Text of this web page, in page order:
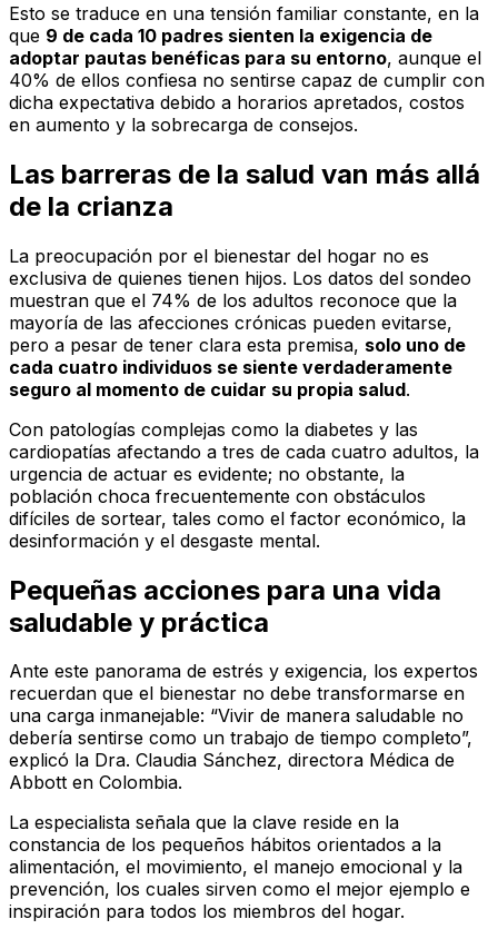
Esto se traduce en una tensión familiar constante, en la
que 9 de cada 10 padres sienten la exigencia de
adoptar pautas benéficas para su entorno, aunque el
40% de ellos confiesa no sentirse capaz de cumplir con
dicha expectativa debido a horarios apretados, costos
en aumento y la sobrecarga de consejos.
Las barreras de la salud van más allá
de la crianza
La preocupación por el bienestar del hogar no es
exclusiva de quienes tienen hijos. Los datos del sondeo
muestran que el 74% de los adultos reconoce que la
mayoría de las afecciones crónicas pueden evitarse,
pero a pesar de tener clara esta premisa, solo uno de
cada cuatro individuos se siente verdaderamente
seguro al momento de cuidar su propia salud.
Con patologías complejas como la diabetes y las
cardiopatías afectando a tres de cada cuatro adultos, la
urgencia de actuar es evidente; no obstante, la
población choca frecuentemente con obstáculos
difíciles de sortear, tales como el factor económico, la
desinformación y el desgaste mental.
Pequeñas acciones para una vida
saludable y práctica
Ante este panorama de estrés y exigencia, los expertos
recuerdan que el bienestar no debe transformarse en
una carga inmanejable: “Vivir de manera saludable no
debería sentirse como un trabajo de tiempo completo”,
explicó la Dra. Claudia Sánchez, directora Médica de
Abbott en Colombia.
La especialista señala que la clave reside en la
constancia de los pequeños hábitos orientados a la
alimentación, el movimiento, el manejo emocional y la
prevención, los cuales sirven como el mejor ejemplo e
inspiración para todos los miembros del hogar.